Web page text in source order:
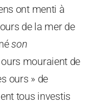
ont menti à
de la mer de
son
mouraient de
ours » de
tous investis